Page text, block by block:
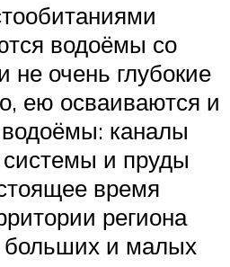
водоёмы со
не очень глубокие
ею осваиваются и
каналы
и пруды
время
региона
больших и малых